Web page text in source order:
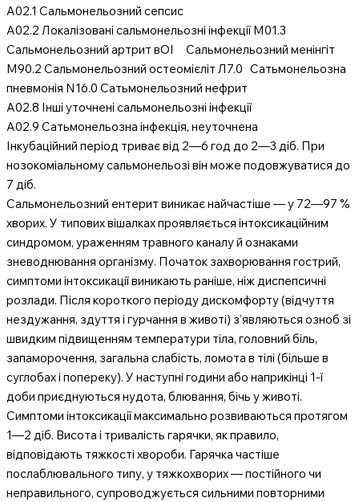
А02.1 Сальмонельозний сепсис
А02.2 Локалізовані сальмонельозні інфекції М01.3
Сальмонельозний артрит вОІ Сальмонельозний менінгіт
М90.2 Сальмонельозний остеомієліт Л7.0 Сатьмонельозна
пневмонія N16.0 Сатьмонельозний нефрит
А02.8 Інші уточнені сальмонельозні інфекції
А02.9 Сатьмонельозна інфекція, неуточнена
Інкубаційний період триває від 2—6 год до 2—3 діб. При
нозокоміальному сальмонельозі він може подовжуватися до
7 діб.
Сальмонельозний ентерит виникає найчастіше — у 72—97 %
хворих. У типових вішалках проявляється інтоксикаційним
синдромом, ураженням травного каналу й ознаками
зневоднювання організму. Початок захворювання гострий,
симптоми інтоксикації виникають раніше, ніж диспепсичні
розлади. Після короткого періоду дискомфорту (відчуття
нездужання, здуття і гурчання в животі) з’являються озноб зі
швидким підвищенням температури тіла, головний біль,
запаморочення, загальна слабість, ломота в тілі (більше в
суглобах і попереку). У наступні години або наприкінці 1-ї
доби приєднуються нудота, блювання, бічь у животі.
Симптоми інтоксикації максимально розвиваються протягом
1—2 діб. Висота і тривалість гарячки, як правило,
відповідають тяжкості хвороби. Гарячка частіше
послаблювального типу, у тяжкохворих — постійного чи
неправильного, супроводжується сильними повторними